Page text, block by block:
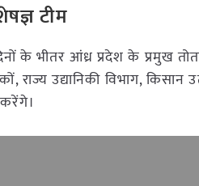
टीम
के भीतर आंध्र प्रदेश के प्रमुख
राज्य उद्यानिकी विभाग,